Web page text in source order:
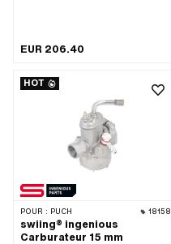
EUR 206.40
HOT
POUR : PUCH 18158
swiing® ingenious
Carburateur 15 mm